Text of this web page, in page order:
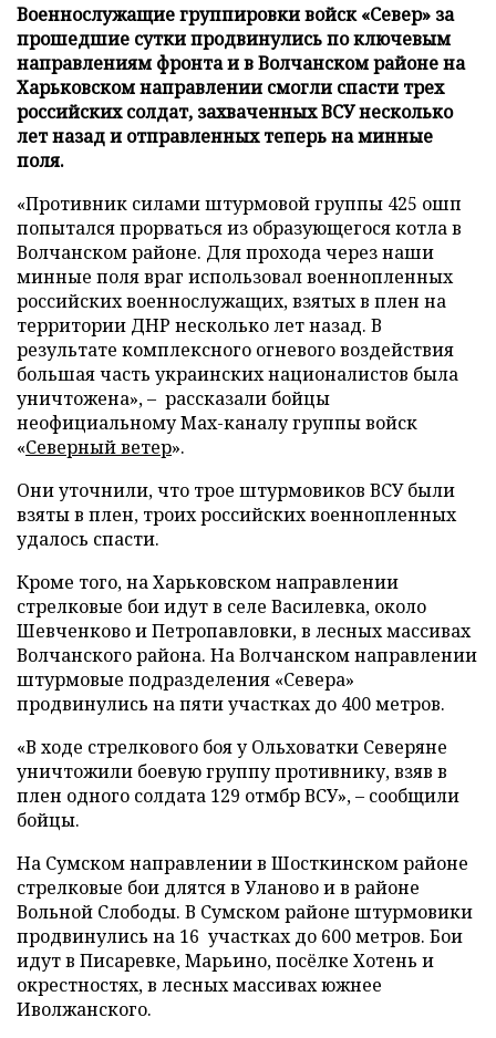
Военнослужащие группировки войск «Север» за
прошедшие сутки продвинулись по ключевым
направлениям фронта и в Волчанском районе на
Харьковском направлении смогли спасти трех
российских солдат, захваченных ВСУ несколько
лет назад и отправленных теперь на минные
поля.
«Противник силами штурмовой группы 425 ошп
попытался прорваться из образующегося котла в
Волчанском районе. Для прохода через наши
минные поля враг использовал военнопленных
российских военнослужащих, взятых в плен на
территории ДНР несколько лет назад. В
результате комплексного огневого воздействия
большая часть украинских националистов была
уничтожена», – рассказали бойцы
неофициальному Max-каналу группы войск
«Северный ветер».
Они уточнили, что трое штурмовиков ВСУ были
взяты в плен, троих российских военнопленных
удалось спасти.
Кроме того, на Харьковском направлении
стрелковые бои идут в селе Василевка, около
Шевченково и Петропавловки, в лесных массивах
Волчанского района. На Волчанском направлении
штурмовые подразделения «Севера»
продвинулись на пяти участках до 400 метров.
«В ходе стрелкового боя у Ольховатки Северяне
уничтожили боевую группу противнику, взяв в
плен одного солдата 129 отмбр ВСУ», – сообщили
бойцы.
На Сумском направлении в Шосткинском районе
стрелковые бои длятся в Уланово и в районе
Вольной Слободы. В Сумском районе штурмовики
продвинулись на 16 участках до 600 метров. Бои
идут в Писаревке, Марьино, посёлке Хотень и
окрестностях, в лесных массивах южнее
Иволжанского.